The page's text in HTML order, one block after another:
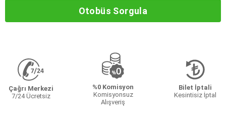
Otobüs Sorgula
Çağrı Merkezi
7/24 Ücretsiz
%0 Komisyon
Komisyonsuz
Alışveriş
Bilet İptali
Kesintisiz İptal